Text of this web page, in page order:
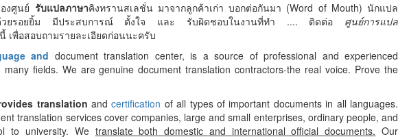
งศูนย์ รับแปลภาษาคิงทรานสเลชั่น มาจากลูกค้าเก่า บอกต่อกันมา (Word of Mouth) นักแปล
ด้วยรอยยิ้ม มีประสบการณ์ ตั้งใจ และ รับผิดชอบในงานที่ทำ .... ติดต่อ ศูนย์การแปล
เพื่อสอบถามรายละเอียดก่อนนะครับ
and document translation center, is a source of professional and experienced
fields. We are genuine document translation contractors-the real voice. Prove the
translation andcertification of all types of important documents in all languages.
translation services cover companies, large and small enterprises, ordinary people, and
to university. We translate both domestic and international official documents. Our